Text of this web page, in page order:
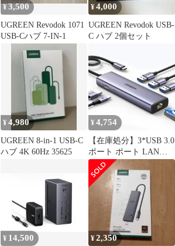
¥3,500
UGREEN Revodok 1071
USB-Cハブ 7-IN-1
¥4,000
UGREEN Revodok USB-
C ハブ 2個セット
¥4,980
UGREEN 8-in-1 USB-C
ハブ 4K 60Hz 35625
¥4,754
【在庫処分】3*USB 3.0
ポート ポート LAN
Windows; ギガビットイ
ーサネット Delivery急
速充電 linux; Power
MAC;iPad;Androidシス
テム対応;Surface HDMI
Dell 4K Type-Cア
¥ 14,500 ¥2,350